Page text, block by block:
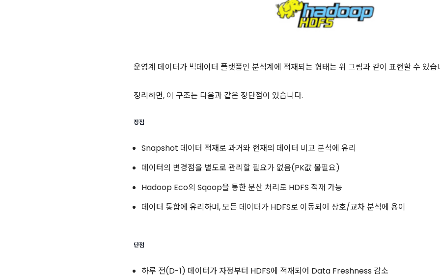
운영계 데이터가 빅데이터 플랫폼인 분석계에 적재되는 형태는 위 그림과 같이 표현할 수 있습
정리하면, 이 구조는 다음과 같은 장단점이 있습니다.
장점
Snapshot 데이터 적재로 과거와 현재의 데이터 비교 분석에 유리
데이터의 변경점을 별도로 관리할 필요가 없음(PK값 불필요)
Hadoop Eco의 Sqoop을 통한 분산 처리로 HDFS 적재 가능
데이터 통합에 유리하며, 모든 데이터가 HDFS로 이동되어 상호/교차 분석에 용이
단점
하루 전(D-1) 데이터가 자정부터 HDFS에 적재되어 Data Freshness 감소